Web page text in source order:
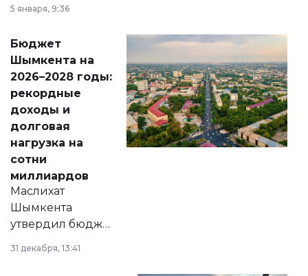
принести
народу
Венесуэлы.
5 января, 9:36
Бюджет
Шымкента на
2026–2028 годы:
рекордные
доходы и
долговая
нагрузка на
сотни
миллиардов
Маслихат
Шымкента
утвердил бюджет
города на 2026–
2028 годы.
31 декабря, 13:41